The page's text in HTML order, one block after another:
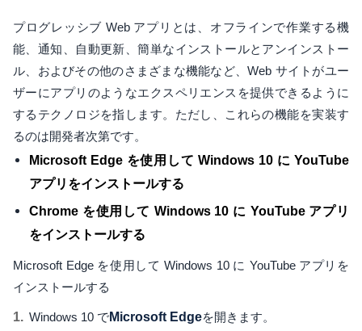
プログレッシブ Web アプリとは、オフラインで作業する機
能、通知、自動更新、簡単なインストールとアンインストー
ル、およびその他のさまざまな機能など、Web サイトがユー
ザーにアプリのようなエクスペリエンスを提供できるように
するテクノロジを指します。ただし、これらの機能を実装す
るのは開発者次第です。
Microsoft Edge を使用して Windows 10 に YouTube
アプリをインストールする
Chrome を使用して Windows 10 に YouTube アプリ
をインストールする
Microsoft Edge を使用して Windows 10 に YouTube アプリを
インストールする
Windows 10 でMicrosoft Edgeを開きます。